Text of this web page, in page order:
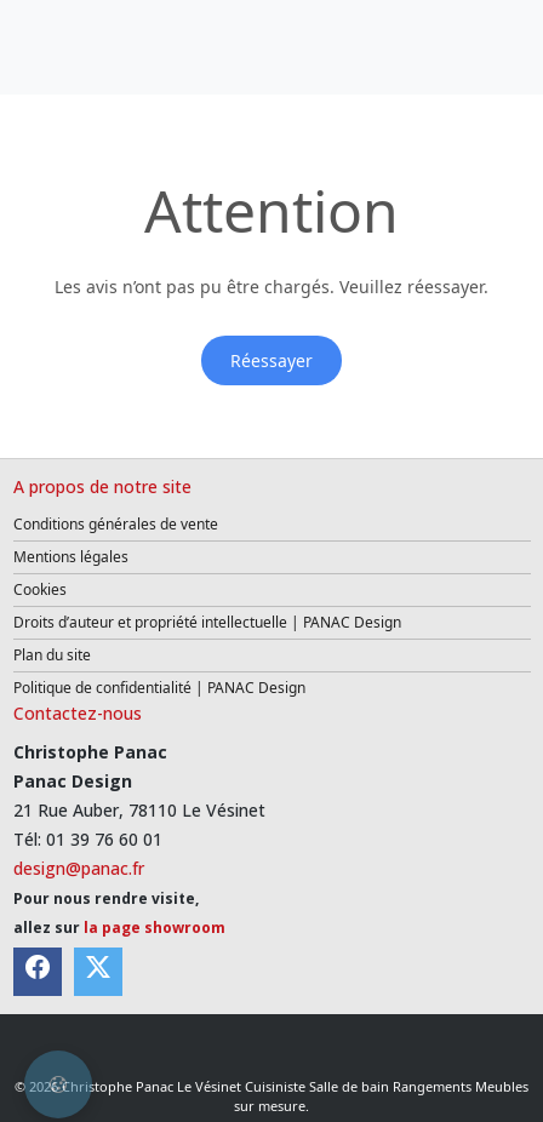
Attention
Les avis n’ont pas pu être chargés. Veuillez réessayer.
Réessayer
A propos de notre site
Conditions générales de vente
Mentions légales
Cookies
Droits d’auteur et propriété intellectuelle | PANAC Design
Plan du site
Politique de confidentialité | PANAC Design
Contactez-nous
Christophe Panac
Panac Design
21 Rue Auber, 78110 Le Vésinet
Tél: 01 39 76 60 01
design@panac.fr
Pour nous rendre visite,
allez sur la page showroom
© 2026 Christophe Panac Le Vésinet Cuisiniste Salle de bain Rangements Meubles
sur mesure.